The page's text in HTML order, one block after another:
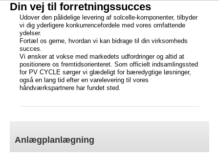
Om os
Priser
Vores mærker
Ydelser
Hjemmeside konfigurator
Faglig rådgivning
Din vej til forretningssucces
Udover den pålidelige levering af solcelle-komponenter, tilbyder
vi dig yderligere konkurrencefordele med vores omfattende
ydelser.
Fortæl os gerne, hvordan vi kan bidrage til din virksomheds
succes.
Vi ønsker at vokse med markedets udfordringer og altid at
positionere os fremtidsorienteret. Som officielt indsamlingssted
for PV CYCLE sørger vi glædeligt for bæredygtige løsninger,
også en lang tid efter en varelevering til vores
håndværkspartnere har fundet sted.
Anlægplanlægning